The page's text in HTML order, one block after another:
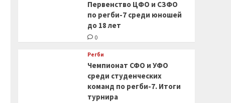
Первенство ЦФО и СЗФО
по регби-7 среди юношей
до 18 лет
0
Регби
Чемпионат СФО и УФО
среди студенческих
команд по регби-7. Итоги
турнира